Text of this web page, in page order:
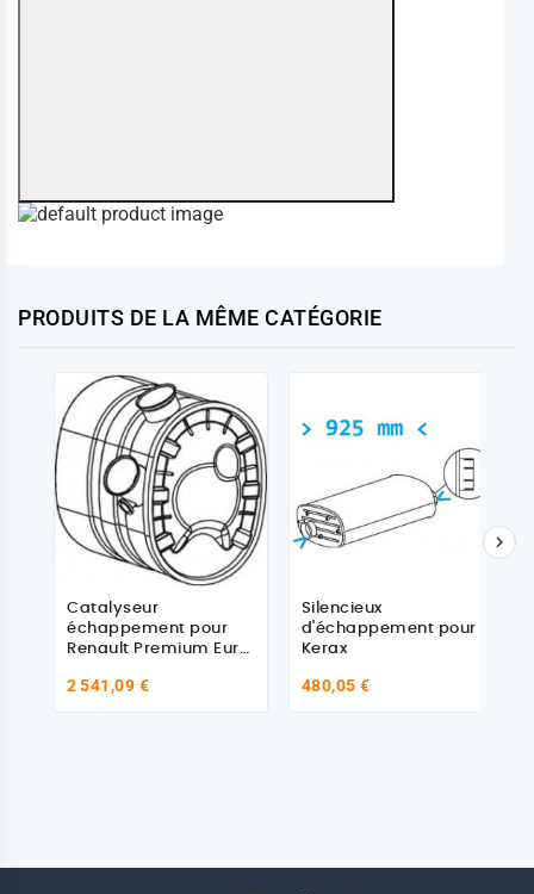
PRODUITS DE LA MÊME CATÉGORIE
Catalyseur
échappement pour
Renault Premium Euro
2 541,09 €
Silencieux
d'échappement pour
Kerax
480,05 €
